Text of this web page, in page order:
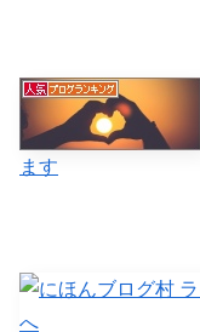
ます